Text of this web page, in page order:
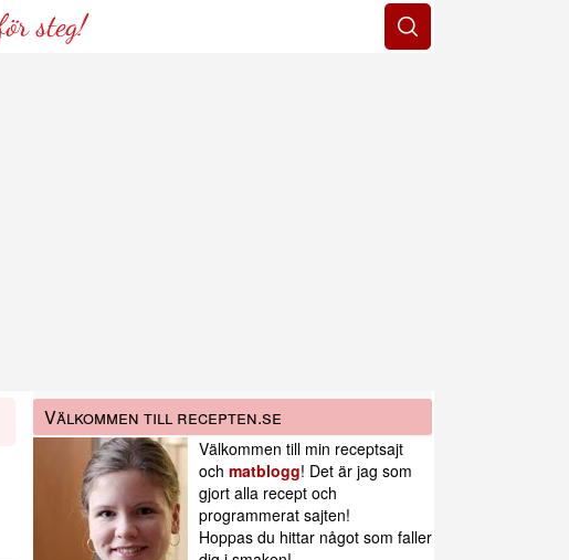
steg!
Välkommen till recepten.se
Välkommen till min receptsajt
och matblogg! Det är jag som
gjort alla recept och
programmerat sajten!
Hoppas du hittar något som faller